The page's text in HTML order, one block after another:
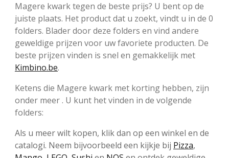
Magere kwark tegen de beste prijs? U bent op de
juiste plaats. Het product dat u zoekt, vindt u in de 0
folders. Blader door deze folders en vind andere
geweldige prijzen voor uw favoriete producten. De
beste prijzen vinden is snel en gemakkelijk met
Kimbino.be.
Ketens die Magere kwark met korting hebben, zijn
onder meer . U kunt het vinden in de volgende
folders:
Als u meer wilt kopen, klik dan op een winkel en de
catalogi. Neem bijvoorbeeld een kijkje bij Pizza,